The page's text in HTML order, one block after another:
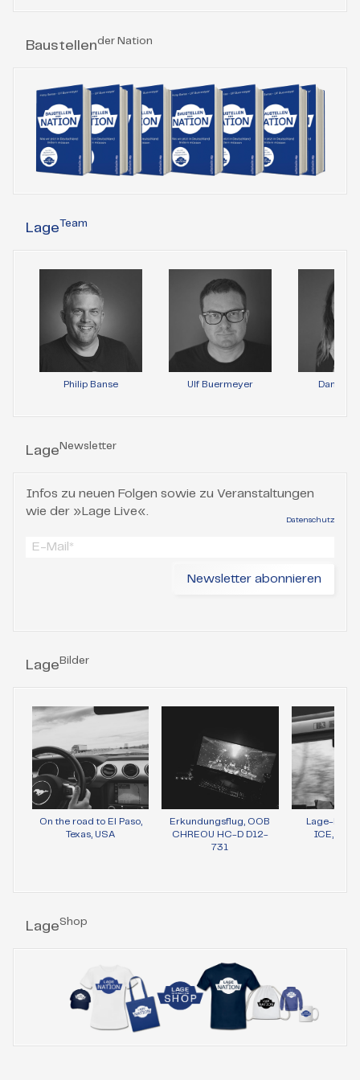
Baustellender Nation
Lage Team
Philip Banse Ulf Buermeyer Daniela
Lage Newsletter
Infos zu neuen Folgen sowie zu Veranstaltungen
wie der »Lage Live«.
Datenschutz
Lage Bilder
On the road to El Paso,
Texas, USA
Erkundungsflug, OOB
CHREOU HC-D D12-
731
Lage-Bild
ICE,
LageShop